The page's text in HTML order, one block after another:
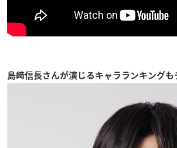
島﨑信長さんが演じるキャラランキングも